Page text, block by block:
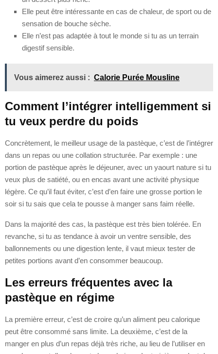
Elle peut être intéressante en cas de chaleur, de sport ou de
sensation de bouche sèche.
Elle n’est pas adaptée à tout le monde si tu as un terrain
digestif sensible.
Vous aimerez aussi : Calorie Purée Mousline
Comment l’intégrer intelligemment si
tu veux perdre du poids
Concrètement, le meilleur usage de la pastèque, c’est de l’intégrer
dans un repas ou une collation structurée. Par exemple : une
portion de pastèque après le déjeuner, avec un yaourt nature si tu
veux plus de satiété, ou en encas avant une activité physique
légère. Ce qu’il faut éviter, c’est d’en faire une grosse portion le
soir si tu sais que cela te pousse à manger sans faim réelle.
Dans la majorité des cas, la pastèque est très bien tolérée. En
revanche, si tu as tendance à avoir un ventre sensible, des
ballonnements ou une digestion lente, il vaut mieux tester de
petites portions avant d’en consommer beaucoup.
Les erreurs fréquentes avec la
pastèque en régime
La première erreur, c’est de croire qu’un aliment peu calorique
peut être consommé sans limite. La deuxième, c’est de la
manger en plus d’un repas déjà très riche, au lieu de l’utiliser en